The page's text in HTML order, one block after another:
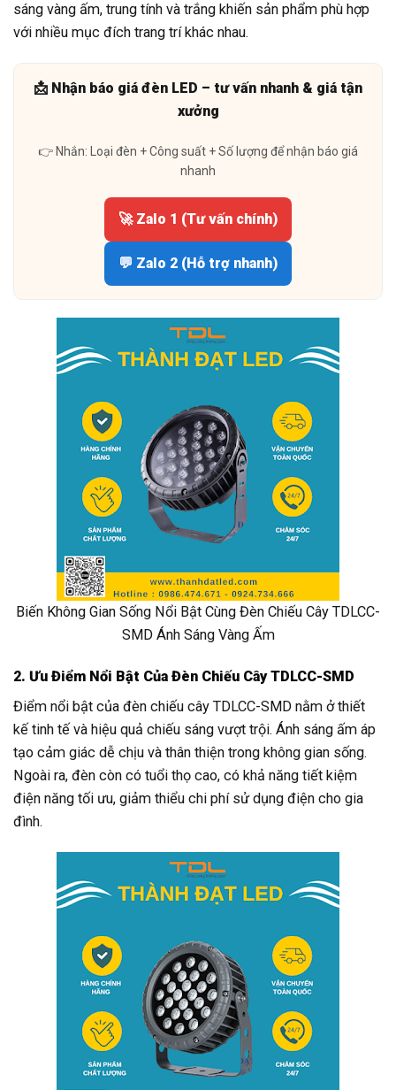
sáng vàng ấm, trung tính và trắng khiến sản phẩm phù hợp
với nhiều mục đích trang trí khác nhau.
📩 Nhận báo giá đèn LED – tư vấn nhanh & giá tận
xưởng
👉 Nhắn: Loại đèn + Công suất + Số lượng để nhận báo giá
nhanh
🚀 Zalo 1 (Tư vấn chính)
💬 Zalo 2 (Hỗ trợ nhanh)
Biến Không Gian Sống Nổi Bật Cùng Đèn Chiếu Cây TDLCC-
SMD Ánh Sáng Vàng Ấm
2. Ưu Điểm Nổi Bật Của Đèn Chiếu Cây TDLCC-SMD
Điểm nổi bật của đèn chiếu cây TDLCC-SMD nằm ở thiết
kế tinh tế và hiệu quả chiếu sáng vượt trội. Ánh sáng ấm áp
tạo cảm giác dễ chịu và thân thiện trong không gian sống.
Ngoài ra, đèn còn có tuổi thọ cao, có khả năng tiết kiệm
điện năng tối ưu, giảm thiểu chi phí sử dụng điện cho gia
đình.